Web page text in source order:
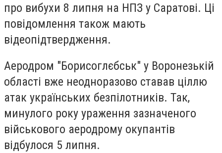
про вибухи 8 липня на НПЗ у Саратові. Ці
повідомлення також мають
відеопідтвердження.
Аеродром "Борисоглєбськ" у Воронезькій
області вже неодноразово ставав ціллю
атак українських безпілотників. Так,
минулого року ураження зазначеного
військового аеродрому окупантів
відбулося 5 липня.